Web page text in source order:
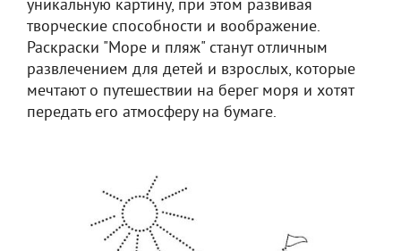
уникальную картину, при этом развивая
творческие способности и воображение.
Раскраски "Море и пляж" станут отличным
развлечением для детей и взрослых, которые
мечтают о путешествии на берег моря и хотят
передать его атмосферу на бумаге.